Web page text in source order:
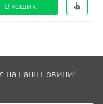
В кошик
на наші новини!